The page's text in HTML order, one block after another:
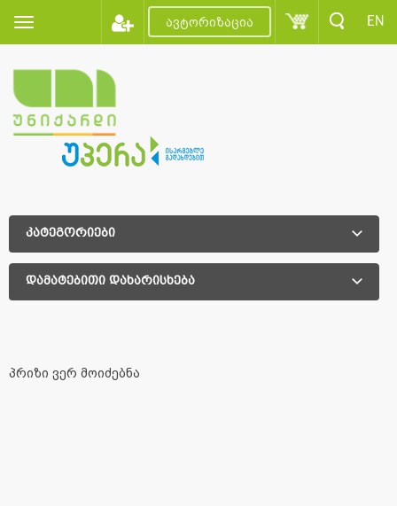
ავტორიზაცია EN
კატეგორიები
დამატებითი დახარისხება
პრიზი ვერ მოიძებნა